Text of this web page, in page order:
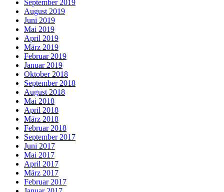
September 2019
August 2019
Juni 2019
Mai 2019
April 2019
März 2019
Februar 2019
Januar 2019
Oktober 2018
September 2018
August 2018
Mai 2018
April 2018
März 2018
Februar 2018
September 2017
Juni 2017
Mai 2017
April 2017
März 2017
Februar 2017